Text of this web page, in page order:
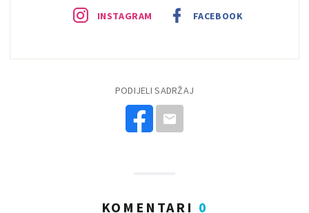
INSTAGRAM FACEBOOK
PODIJELI SADRŽAJ
KOMENTARI 0